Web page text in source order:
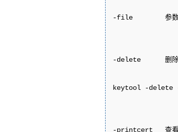
-file        参数指
-delete      删除
keytool -delete
-printcert   查看